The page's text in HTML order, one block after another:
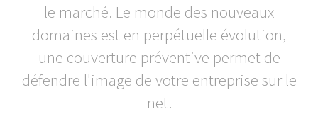
le marché. Le monde des nouveaux
domaines est en perpétuelle évolution,
une couverture préventive permet de
défendre l'image de votre entreprise sur le
net.